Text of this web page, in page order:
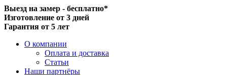
Выезд на замер - бесплатно*
Изготовление от 3 дней
Гарантия от 5 лет
О компании
Оплата и доставка
Статьи
Наши партнёры